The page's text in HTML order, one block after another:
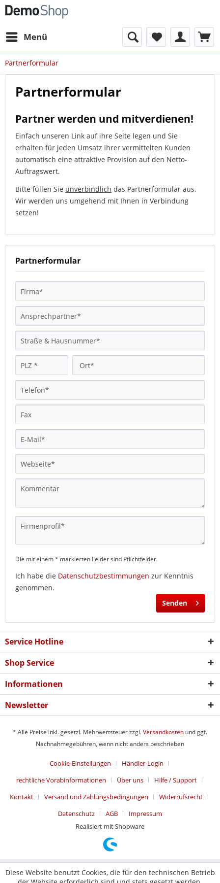
Menü
Partnerformular
Partnerformular
Partner werden und mitverdienen!
Einfach unseren Link auf ihre Seite legen und Sie
erhalten für jeden Umsatz ihrer vermittelten Kunden
automatisch eine attraktive Provision auf den Netto-
Auftragswert.
Bitte füllen Sie unverbindlich das Partnerformular aus.
Wir werden uns umgehend mit Ihnen in Verbindung
setzen!
Partnerformular
Die mit einem * markierten Felder sind Pflichtfelder.
Ich habe die Datenschutzbestimmungen zur Kenntnis
genommen.
Senden
Service Hotline
Shop Service
Informationen
Newsletter
* Alle Preise inkl. gesetzl. Mehrwertsteuer zzgl.Versandkosten und ggf.
Nachnahmegebühren, wenn nicht anders beschrieben
Cookie-Einstellungen
Händler-Login
rechtliche Vorabinformationen
Über uns
Hilfe / Support
Kontakt
Versand und Zahlungsbedingungen
Widerrufsrecht
Datenschutz
AGB
Impressum
Realisiert mit Shopware
Diese Website benutzt Cookies, die für den technischen Betrieb